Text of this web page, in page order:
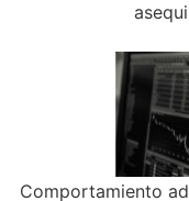
Comportamiento